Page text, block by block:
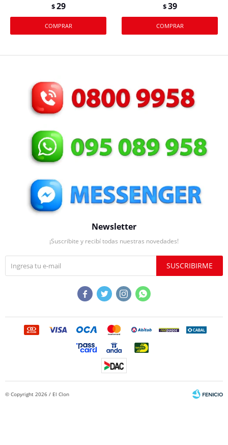
$29 $39
Newsletter
¡Suscribite y recibí todas nuestras novedades!
SUSCRIBIRME
   
© Copyright 2026 / El Clon